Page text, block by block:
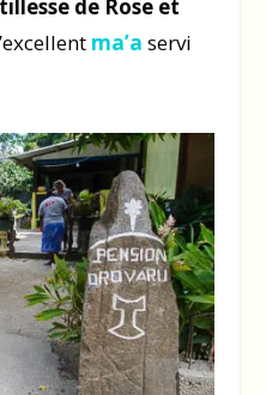
de Rose et
ma’a servi